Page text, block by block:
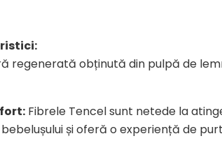
regenerată obținută din pulpă de
Fibrele Tencel sunt netede la
și oferă o experiență de